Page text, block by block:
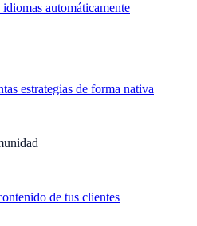
automáticamente
estrategias de forma nativa
de tus clientes